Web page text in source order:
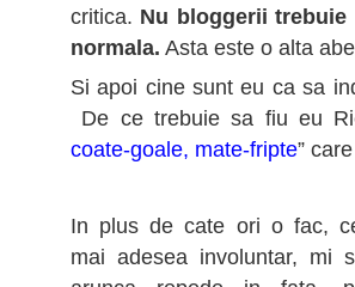
critica. Nu bloggerii
normala. Asta este o alta
Si apoi cine sunt eu ca sa
De ce trebuie sa fiu eu
coate-goale, mate-fripte”
In plus de cate ori o fac,
mai adesea involuntar, mi